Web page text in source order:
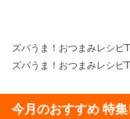
ズバうま！おつまみレシピ
ズバうま！おつまみレシピ
今月のおすすめ 特